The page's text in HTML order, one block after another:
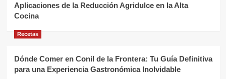
Aplicaciones de la Reducción Agridulce en la Alta
Cocina
Recetas
Dónde Comer en Conil de la Frontera: Tu Guía Definitiva
para una Experiencia Gastronómica Inolvidable